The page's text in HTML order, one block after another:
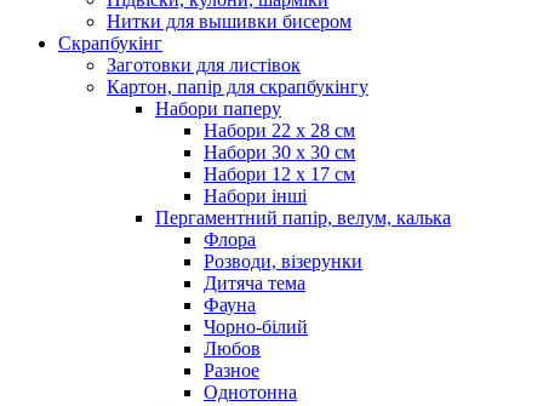
Нитки для вышивки бисером
Скрапбукінг
Заготовки для листівок
Картон, папір для скрапбукінгу
Набори паперу
Набори 22 х 28 см
Набори 30 х 30 см
Набори 12 х 17 см
Набори інші
Пергаментний папір, велум, калька
Флора
Розводи, візерунки
Дитяча тема
Фауна
Чорно-білий
Любов
Разное
Однотонна